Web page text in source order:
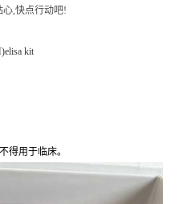
,快点行动吧!
kit
得用于临床。